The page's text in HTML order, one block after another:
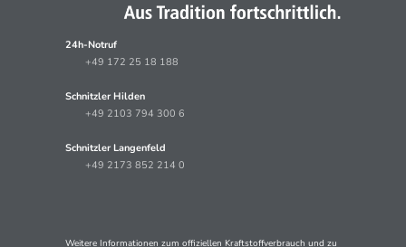
24h-Notruf
+49 172 25 18 188
Schnitzler Hilden
+49 2103 794 300 6
Schnitzler Langenfeld
+49 2173 852 214 0
Weitere Informationen zum offiziellen Kraftstoffverbrauch und zu